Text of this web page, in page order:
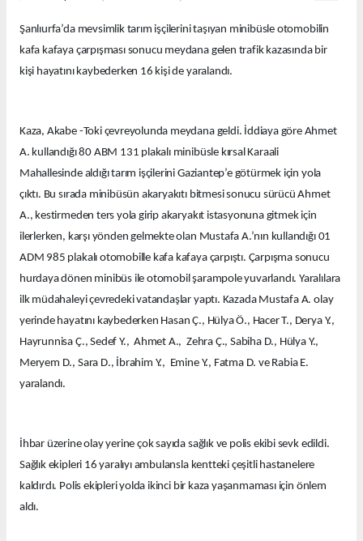
Şanlıurfa’da mevsimlik tarım işçilerini taşıyan minibüsle otomobilin
kafa kafaya çarpışması sonucu meydana gelen trafik kazasında bir
kişi hayatını kaybederken 16 kişi de yaralandı.
Kaza, Akabe -Toki çevreyolunda meydana geldi. İddiaya göre Ahmet
A. kullandığı 80 ABM 131 plakalı minibüsle kırsal Karaali
Mahallesinde aldığı tarım işçilerini Gaziantep’e götürmek için yola
çıktı. Bu sırada minibüsün akaryakıtı bitmesi sonucu sürücü Ahmet
A., kestirmeden ters yola girip akaryakıt istasyonuna gitmek için
ilerlerken, karşı yönden gelmekte olan Mustafa A.’nın kullandığı 01
ADM 985 plakalı otomobille kafa kafaya çarpıştı. Çarpışma sonucu
hurdaya dönen minibüs ile otomobil şarampole yuvarlandı. Yaralılara
ilk müdahaleyi çevredeki vatandaşlar yaptı. Kazada Mustafa A. olay
yerinde hayatını kaybederken Hasan Ç., Hülya Ö., Hacer T., Derya Y.,
Hayrunnisa Ç., Sedef Y., Ahmet A., Zehra Ç., Sabiha D., Hülya Y.,
Meryem D., Sara D., İbrahim Y., Emine Y., Fatma D. ve Rabia E.
yaralandı.
İhbar üzerine olay yerine çok sayıda sağlık ve polis ekibi sevk edildi.
Sağlık ekipleri 16 yaralıyı ambulansla kentteki çeşitli hastanelere
kaldırdı. Polis ekipleri yolda ikinci bir kaza yaşanmaması için önlem
aldı.